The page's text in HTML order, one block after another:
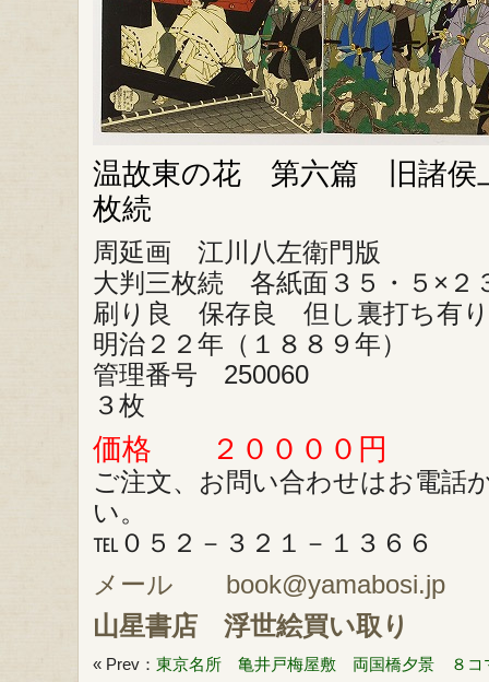
温故東の花 第六篇 旧諸侯
枚続
周延画 江川八左衛門版
大判三枚続 各紙面３５・５×２
刷り良 保存良 但し裏打ち有り
明治２２年（１８８９年）
管理番号 250060
３枚
価格 ２００００円
ご注文、お問い合わせはお電話
い。
℡０５２－３２１－１３６６
メール book@yamabosi.jp
山星書店
浮世絵買い取り
« Prev： 東京名所 亀井戸梅屋敷 両国橋夕景 ８コ